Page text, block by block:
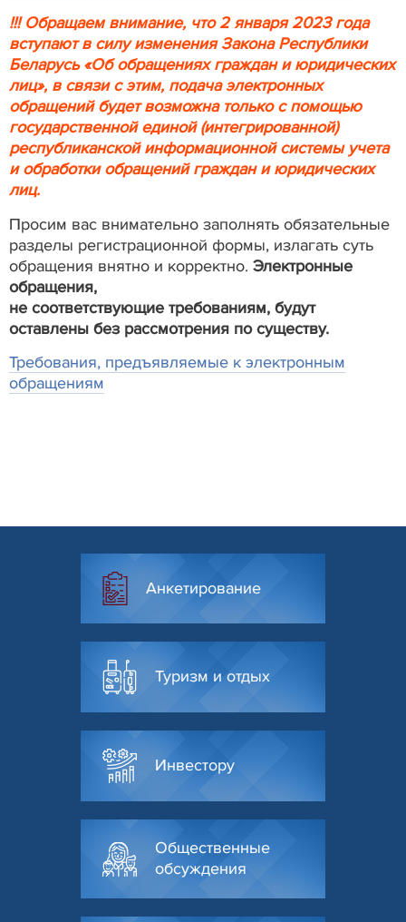
!!! Обращаем внимание, что 2 января 2023 года
вступают в силу изменения Закона Республики
Беларусь «Об обращениях граждан и юридических
лиц», в связи с этим, подача электронных
обращений будет возможна только с помощью
государственной единой (интегрированной)
республиканской информационной системы учета
и обработки обращений граждан и юридических
лиц.
Просим вас внимательно заполнять обязательные
разделы регистрационной формы, излагать суть
обращения внятно и корректно. Электронные
oбращения,
не соответствующие требованиям, будут
оставлены без рассмотрения по существу.
Требования, предъявляемые к электронным
обращениям
Анкетирование
Туризм и отдых
Инвестору
Общественные
обсуждения